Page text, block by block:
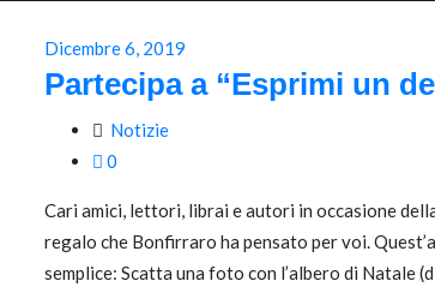
Dicembre 6, 2019
Partecipa a “Esprimi un
Notizie
0
Cari amici, lettori, librai e autori in occasione
regalo che Bonfirraro ha pensato per voi.
semplice: Scatta una foto con l’albero di Natale